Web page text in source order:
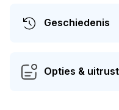
Geschiedenis
Opties &